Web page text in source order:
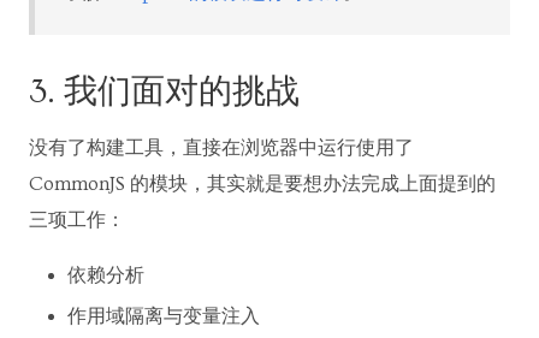
3. 我们面对的挑战
没有了构建工具，直接在浏览器中运行使用了
CommonJS 的模块，其实就是要想办法完成上面提到的
三项工作：
依赖分析
作用域隔离与变量注入